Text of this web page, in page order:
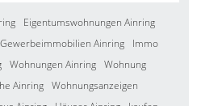
Eigentumswohnungen Ainring
Gewerbeimmobilien Ainring
Immo
Wohnungen Ainring Wohnung
Ainring Wohnungsanzeigen